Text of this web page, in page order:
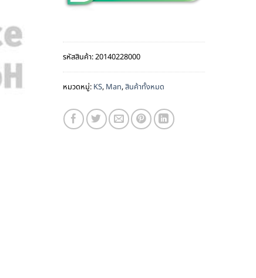
รหัสสินค้า:20140228000
หมวดหมู่: KS, Man,สินค้าทั้งหมด